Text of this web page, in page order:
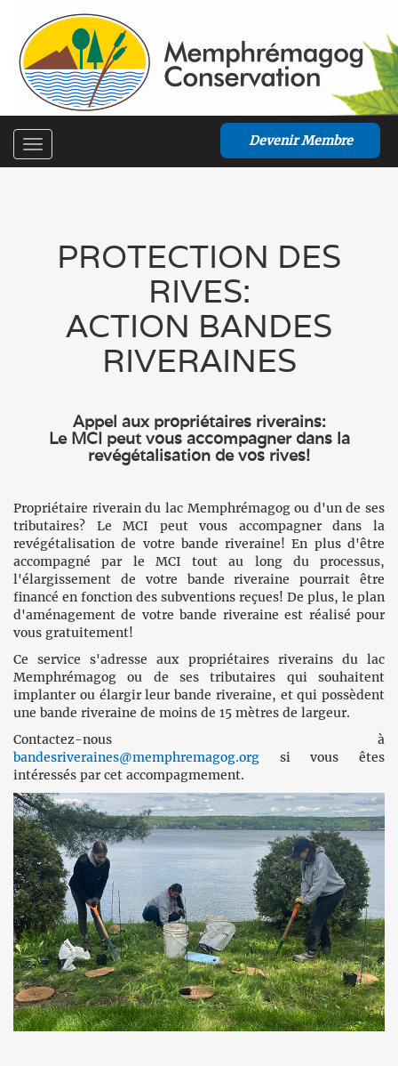
Devenir Membre
Toggle
navigation
PROTECTION DES
RIVES:
ACTION BANDES
RIVERAINES
Appel aux propriétaires riverains:
Le MCI peut vous accompagner dans la
revégétalisation de vos rives!
Propriétaire riverain du lac Memphrémagog ou d'un de ses
tributaires? Le MCI peut vous accompagner dans la
revégétalisation de votre bande riveraine! En plus d'être
accompagné par le MCI tout au long du processus,
l'élargissement de votre bande riveraine pourrait être
financé en fonction des subventions reçues! De plus, le plan
d'aménagement de votre bande riveraine est réalisé pour
vous gratuitement!
Ce service s'adresse aux propriétaires riverains du lac
Memphrémagog ou de ses tributaires qui souhaitent
implanter ou élargir leur bande riveraine, et qui possèdent
une bande riveraine de moins de 15 mètres de largeur.
Contactez-nous à
bandesriveraines@memphremagog.org si vous êtes
intéressés par cet accompagmement.